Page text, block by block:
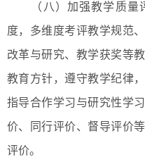
（八）加强教学质量评
度，多维度考评教学规范
改革与研究、教学获奖等
教育方针，遵守教学纪律
指导合作学习与研究性学
价、同行评价、督导评价
评价。